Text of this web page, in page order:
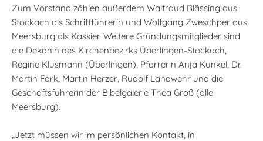
Zum Vorstand zählen außerdem Waltraud Blässing aus
Stockach als Schriftführerin und Wolfgang Zweschper aus
Meersburg als Kassier. Weitere Gründungsmitglieder sind
die Dekanin des Kirchenbezirks Überlingen-Stockach,
Regine Klusmann (Überlingen), Pfarrerin Anja Kunkel, Dr.
Martin Fark, Martin Herzer, Rudolf Landwehr und die
Geschäftsführerin der Bibelgalerie Thea Groß (alle
Meersburg).
„Jetzt müssen wir im persönlichen Kontakt, in